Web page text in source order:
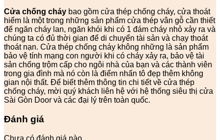
Cửa chống cháy bao gồm cửa thép chống cháy, cửa thoát
hiểm là một trong những sản phẩm cửa thép vân gỗ cần thiết
để ngăn cháy lan, ngăn khói khi có 1 đám cháy nhỏ xảy ra và
chúng ta có đủ thời gian để di chuyển tài sản và chạy thoát
thoát nạn. Cửa thép chống cháy không những là sản phẩm
bảo vệ tính mạng con người khi có cháy xảy ra, bảo vệ tài
sản chống trộm cấp cho ngôi nhà của bạn và các thành viên
trong gia đình mà nó còn là điểm nhấn tô đẹp thêm không
gian nội thất. Để biết thêm thông tin chi tiết về cửa thép
chống cháy, mời quý khách liên hệ với hệ thống siêu thị cửa
Sài Gòn Door và các đại lý trên toàn quốc.
Đánh giá
Chưa có đánh giá nào.